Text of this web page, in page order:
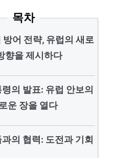
목차
방어 전략, 유럽의 새로
향을 제시하다
의 발표: 유럽 안보의
운 장을 열다
의 협력: 도전과 기회